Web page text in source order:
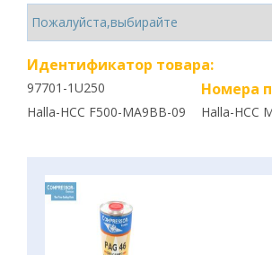
Идентификатор товара:
97701-1U250 Номера
Halla-HCC F500-MA9BB-09 Halla-HCC